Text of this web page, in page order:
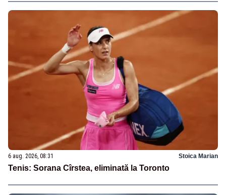
6 aug. 2026, 08:31 Stoica Marian
Tenis: Sorana Cîrstea, eliminată la Toronto